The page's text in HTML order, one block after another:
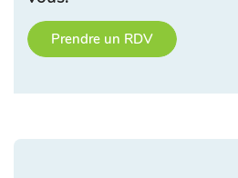
Prendre un RDV